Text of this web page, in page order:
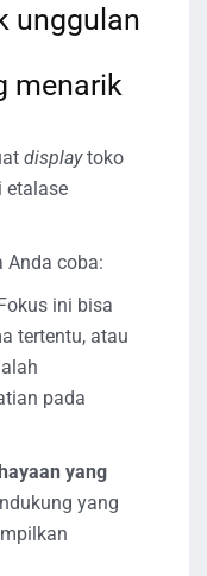
unggulan
menarik
displaytoko
etalase
Anda coba:
ini bisa
tertentu, atau
pada
yang
yang